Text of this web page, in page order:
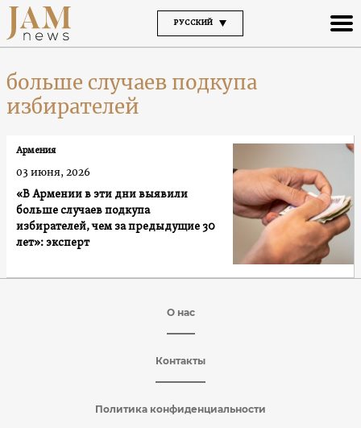
РУССКИЙ
больше случаев подкупа
избирателей
«В Армении в эти дни выявили
больше случаев подкупа
избирателей, чем за предыдущие 30
лет»: эксперт
Армения
03 июня, 2026
О нас
Контакты
Политика конфиденциальности